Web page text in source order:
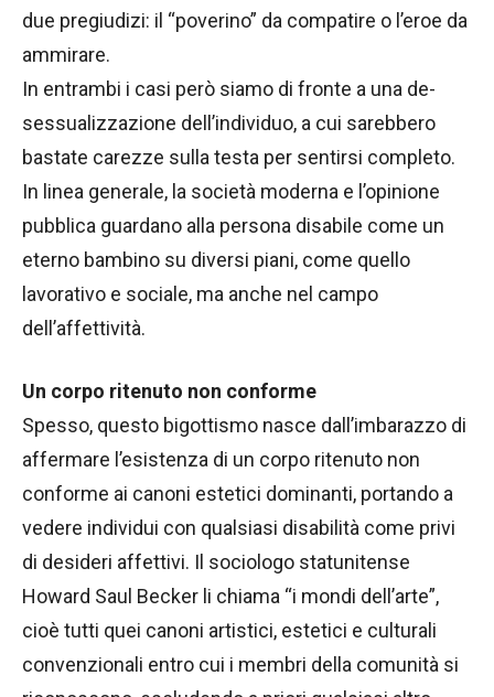
due pregiudizi: il “poverino” da compatire o l’eroe da
ammirare.
In entrambi i casi però siamo di fronte a una de-
sessualizzazione dell’individuo, a cui sarebbero
bastate carezze sulla testa per sentirsi completo.
In linea generale, la società moderna e l’opinione
pubblica guardano alla persona disabile come un
eterno bambino su diversi piani, come quello
lavorativo e sociale, ma anche nel campo
dell’affettività.
Un corpo ritenuto non conforme
Spesso, questo bigottismo nasce dall’imbarazzo di
affermare l’esistenza di un corpo ritenuto non
conforme ai canoni estetici dominanti, portando a
vedere individui con qualsiasi disabilità come privi
di desideri affettivi. Il sociologo statunitense
Howard Saul Becker li chiama “i mondi dell’arte”,
cioè tutti quei canoni artistici, estetici e culturali
convenzionali entro cui i membri della comunità si